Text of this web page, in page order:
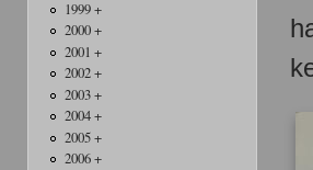
1999 +
2000 +
2001 +
2002 +
2003 +
2004 +
2005 +
2006 +